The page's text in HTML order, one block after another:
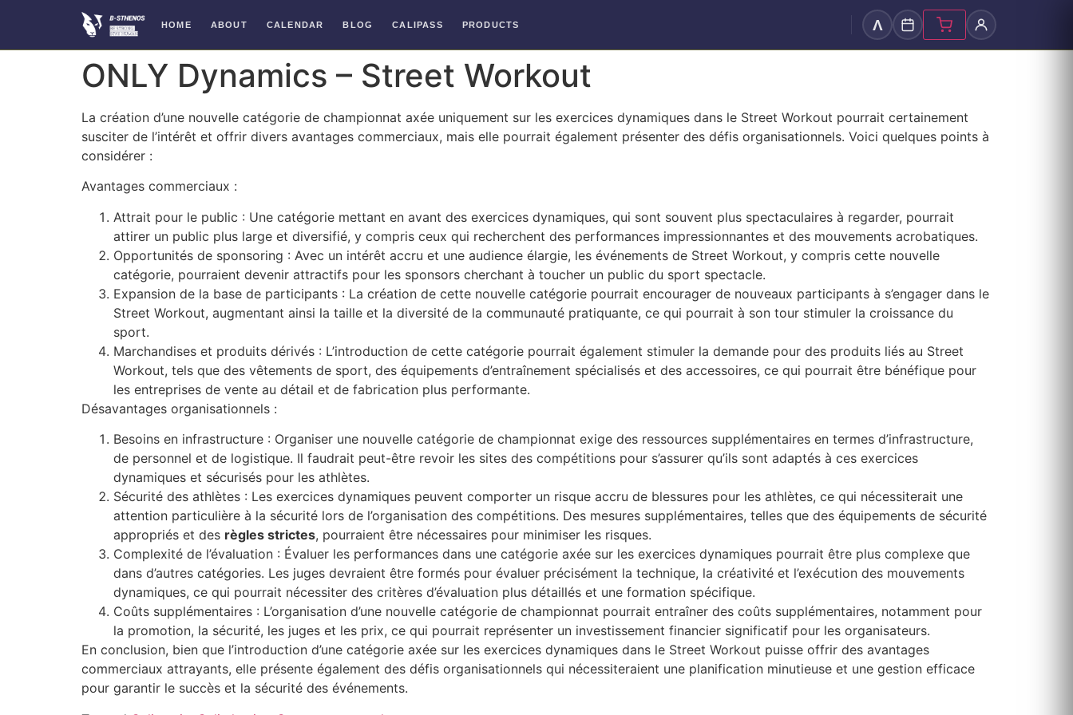
HOME ABOUT CALENDAR BLOG CALIPASS PRODUCTS Λ
ONLY Dynamics – Street Workout
La création d’une nouvelle catégorie de championnat axée uniquement sur les exercices dynamiques dans le Street Workout pourrait certainement
susciter de l’intérêt et offrir divers avantages commerciaux, mais elle pourrait également présenter des défis organisationnels. Voici quelques points à
considérer :
Avantages commerciaux :
Attrait pour le public : Une catégorie mettant en avant des exercices dynamiques, qui sont souvent plus spectaculaires à regarder, pourrait
attirer un public plus large et diversifié, y compris ceux qui recherchent des performances impressionnantes et des mouvements acrobatiques.
Opportunités de sponsoring : Avec un intérêt accru et une audience élargie, les événements de Street Workout, y compris cette nouvelle
catégorie, pourraient devenir attractifs pour les sponsors cherchant à toucher un public du sport spectacle.
Expansion de la base de participants : La création de cette nouvelle catégorie pourrait encourager de nouveaux participants à s’engager dans le
Street Workout, augmentant ainsi la taille et la diversité de la communauté pratiquante, ce qui pourrait à son tour stimuler la croissance du
sport.
Marchandises et produits dérivés : L’introduction de cette catégorie pourrait également stimuler la demande pour des produits liés au Street
Workout, tels que des vêtements de sport, des équipements d’entraînement spécialisés et des accessoires, ce qui pourrait être bénéfique pour
les entreprises de vente au détail et de fabrication plus performante.
Désavantages organisationnels :
Besoins en infrastructure : Organiser une nouvelle catégorie de championnat exige des ressources supplémentaires en termes d’infrastructure,
de personnel et de logistique. Il faudrait peut-être revoir les sites des compétitions pour s’assurer qu’ils sont adaptés à ces exercices
dynamiques et sécurisés pour les athlètes.
Sécurité des athlètes : Les exercices dynamiques peuvent comporter un risque accru de blessures pour les athlètes, ce qui nécessiterait une
attention particulière à la sécurité lors de l’organisation des compétitions. Des mesures supplémentaires, telles que des équipements de sécurité
appropriés et des règles strictes, pourraient être nécessaires pour minimiser les risques.
Complexité de l’évaluation : Évaluer les performances dans une catégorie axée sur les exercices dynamiques pourrait être plus complexe que
dans d’autres catégories. Les juges devraient être formés pour évaluer précisément la technique, la créativité et l’exécution des mouvements
dynamiques, ce qui pourrait nécessiter des critères d’évaluation plus détaillés et une formation spécifique.
Coûts supplémentaires : L’organisation d’une nouvelle catégorie de championnat pourrait entraîner des coûts supplémentaires, notamment pour
la promotion, la sécurité, les juges et les prix, ce qui pourrait représenter un investissement financier significatif pour les organisateurs.
En conclusion, bien que l’introduction d’une catégorie axée sur les exercices dynamiques dans le Street Workout puisse offrir des avantages
commerciaux attrayants, elle présente également des défis organisationnels qui nécessiteraient une planification minutieuse et une gestion efficace
pour garantir le succès et la sécurité des événements.